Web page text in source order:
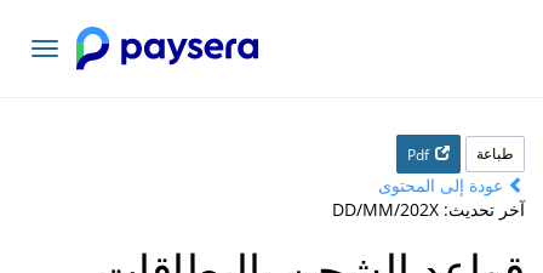
تبديل
التنقل
طباعة Pdf
عودة إلى المحتوى
آخر تحديث: DD/MM/202X